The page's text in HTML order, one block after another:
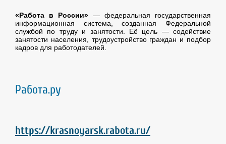
«Работа в России» — федеральная государственная
информационная система, созданная Федеральной
службой по труду и занятости. Её цель — содействие
занятости населения, трудоустройство граждан и подбор
кадров для работодателей.
Работа.ру
https://krasnoyarsk.rabota.ru/